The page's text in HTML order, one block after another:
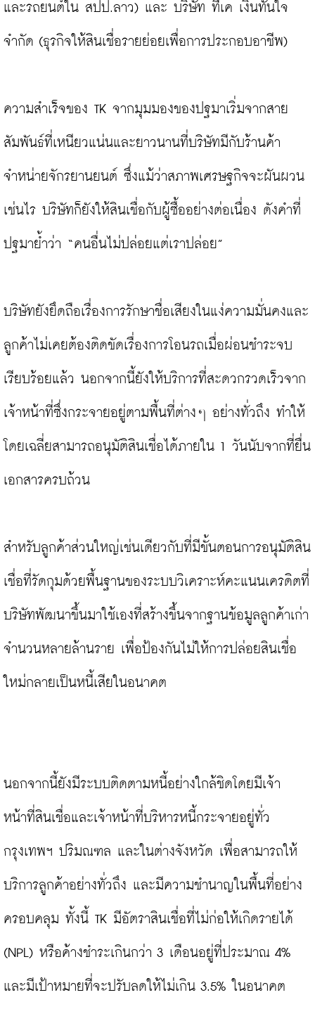
และรถยนต์ใน สปป.ลาว) และ บริษัท ทีเค เงินทันใจ
จำกัด (ธุรกิจให้สินเชื่อรายย่อยเพื่อการประกอบอาชีพ)
ความสำเร็จของ TK จากมุมมองของปฐมาเริ่มจากสาย
สัมพันธ์ที่เหนียวแน่นและยาวนานที่บริษัทมีกับร้านค้า
จำหน่ายจักรยานยนต์ ซึ่งแม้ว่าสภาพเศรษฐกิจจะผันผวน
เช่นไร บริษัทก็ยังให้สินเชื่อกับผู้ซื้ออย่างต่อเนื่อง ดังคำที่
ปฐมาย้ำว่า “คนอื่นไม่ปล่อยแต่เราปล่อย”
บริษัทยังยึดถือเรื่องการรักษาชื่อเสียงในแง่ความมั่นคงและ
ลูกค้าไม่เคยต้องติดขัดเรื่องการโอนรถเมื่อผ่อนชำระจบ
เรียบร้อยแล้ว นอกจากนี้ยังให้บริการที่สะดวกรวดเร็วจาก
เจ้าหน้าที่ซึ่งกระจายอยู่ตามพื้นที่ต่างๆ อย่างทั่วถึง ทำให้
โดยเฉลี่ยสามารถอนุมัติสินเชื่อได้ภายใน 1 วันนับจากที่ยื่น
เอกสารครบถ้วน
สำหรับลูกค้าส่วนใหญ่เช่นเดียวกับที่มีขั้นตอนการอนุมัติสิน
เชื่อที่รัดกุมด้วยพื้นฐานของระบบวิเคราะห์คะแนนเครดิตที่
บริษัทพัฒนาขึ้นมาใช้เองที่สร้างขึ้นจากฐานข้อมูลลูกค้าเก่า
จำนวนหลายล้านราย เพื่อป้องกันไม่ให้การปล่อยสินเชื่อ
ใหม่กลายเป็นหนี้เสียในอนาคต
นอกจากนี้ยังมีระบบติดตามหนี้อย่างใกล้ชิดโดยมีเจ้า
หน้าที่สินเชื่อและเจ้าหน้าที่บริหารหนี้กระจายอยู่ทั่ว
กรุงเทพฯ ปริมณฑล และในต่างจังหวัด เพื่อสามารถให้
บริการลูกค้าอย่างทั่วถึง และมีความชำนาญในพื้นที่อย่าง
ครอบคลุม ทั้งนี้ TK มีอัตราสินเชื่อที่ไม่ก่อให้เกิดรายได้
(NPL) หรือค้างชำระเกินกว่า 3 เดือนอยู่ที่ประมาณ 4%
และมีเป้าหมายที่จะปรับลดให้ไม่เกิน 3.5% ในอนาคต